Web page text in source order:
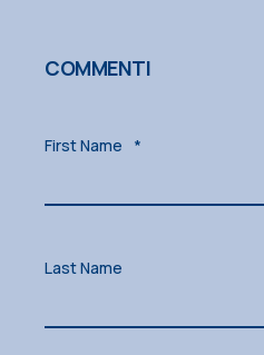
COMMENTI
First Name *
Last Name